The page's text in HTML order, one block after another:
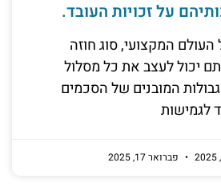
על זכויות העובד.
המקצועי, סוג חוזה
יכול לעצב את כל מסלול
המובנים של הסכמים
לגמישות
פברואר 17, 2025